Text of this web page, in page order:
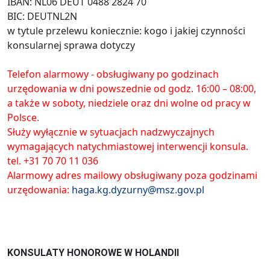
BIC: DEUTNL2N
w tytule przelewu koniecznie: kogo i jakiej czynności
konsularnej sprawa dotyczy
Telefon alarmowy - obsługiwany po godzinach
urzędowania w dni powszednie od godz. 16:00 – 08:00,
a także w soboty, niedziele oraz dni wolne od pracy w
Polsce.
Służy wyłącznie w sytuacjach nadzwyczajnych
wymagających natychmiastowej interwencji konsula.
tel. +31 70 70 11 036
Alarmowy adres mailowy obsługiwany poza godzinami
urzędowania: haga.kg.dyzurny@msz.gov.pl
KONSULATY HONOROWE W HOLANDII